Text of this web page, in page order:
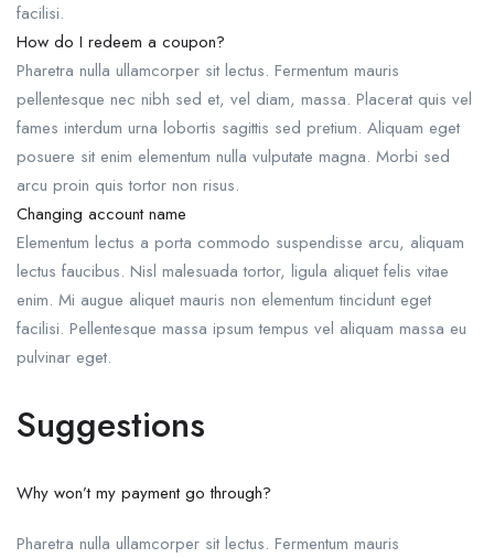
facilisi.
How do I redeem a coupon?
Pharetra nulla ullamcorper sit lectus. Fermentum mauris
pellentesque nec nibh sed et, vel diam, massa. Placerat quis vel
fames interdum urna lobortis sagittis sed pretium. Aliquam eget
posuere sit enim elementum nulla vulputate magna. Morbi sed
arcu proin quis tortor non risus.
Changing account name
Elementum lectus a porta commodo suspendisse arcu, aliquam
lectus faucibus. Nisl malesuada tortor, ligula aliquet felis vitae
enim. Mi augue aliquet mauris non elementum tincidunt eget
facilisi. Pellentesque massa ipsum tempus vel aliquam massa eu
pulvinar eget.
Suggestions
Why won’t my payment go through?
Pharetra nulla ullamcorper sit lectus. Fermentum mauris